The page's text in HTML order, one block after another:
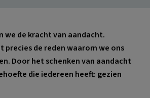
we de kracht van aandacht.
precies de reden waarom we ons
Door het schenken van aandacht
die iedereen heeft: gezien